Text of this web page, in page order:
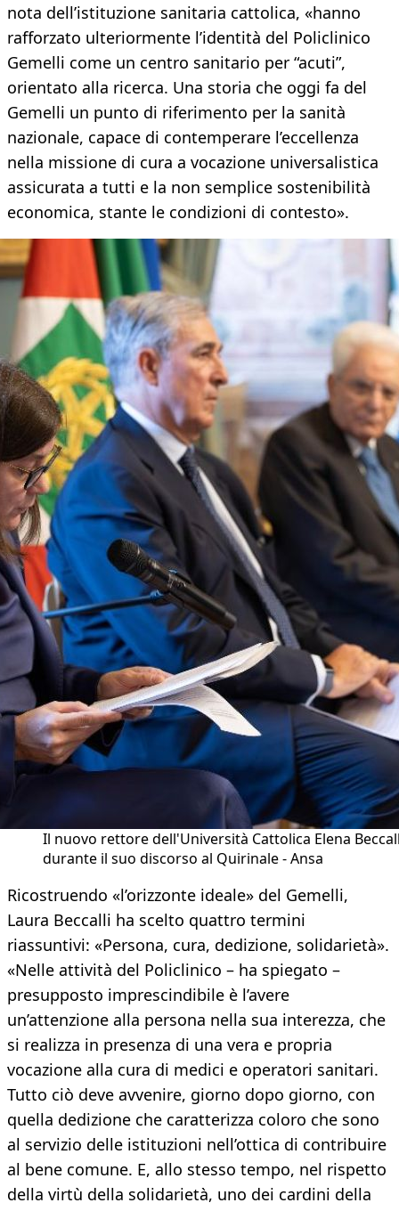
nota dell’istituzione sanitaria cattolica, «hanno
rafforzato ulteriormente l’identità del Policlinico
Gemelli come un centro sanitario per “acuti”,
orientato alla ricerca. Una storia che oggi fa del
Gemelli un punto di riferimento per la sanità
nazionale, capace di contemperare l’eccellenza
nella missione di cura a vocazione universalistica
assicurata a tutti e la non semplice sostenibilità
economica, stante le condizioni di contesto».
Il nuovo rettore dell'Università Cattolica Elena
durante il suo discorso al Quirinale - Ansa
Ricostruendo «l’orizzonte ideale» del Gemelli,
Laura Beccalli ha scelto quattro termini
riassuntivi: «Persona, cura, dedizione, solidarietà».
«Nelle attività del Policlinico – ha spiegato –
presupposto imprescindibile è l’avere
un’attenzione alla persona nella sua interezza, che
si realizza in presenza di una vera e propria
vocazione alla cura di medici e operatori sanitari.
Tutto ciò deve avvenire, giorno dopo giorno, con
quella dedizione che caratterizza coloro che sono
al servizio delle istituzioni nell’ottica di contribuire
al bene comune. E, allo stesso tempo, nel rispetto
della virtù della solidarietà, uno dei cardini della